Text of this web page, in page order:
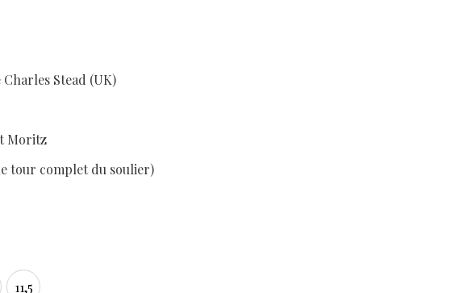
Stead (UK)
Moritz
tour complet du soulier)
11,5